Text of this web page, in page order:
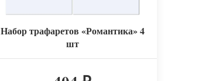
Набор трафаретов «Романтика» 4
шт